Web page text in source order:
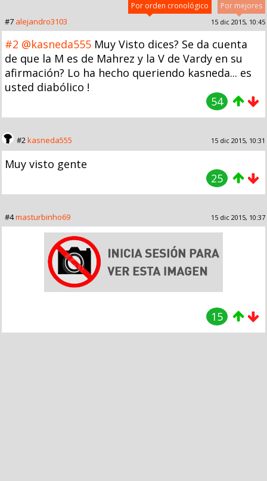
Por mejores
Por orden cronológico
#7 alejandro3103 15 dic 2015, 10:45
#2 @kasneda555 Muy Visto dices? Se da cuenta
de que la M es de Mahrez y la V de Vardy en su
afirmación? Lo ha hecho queriendo kasneda... es
usted diabólico !
54
#2kasneda555 15 dic 2015, 10:31
Muy visto gente
25
#4masturbinho69 15 dic 2015, 10:37
15